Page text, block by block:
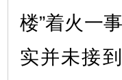
楼”着火一
实并未接